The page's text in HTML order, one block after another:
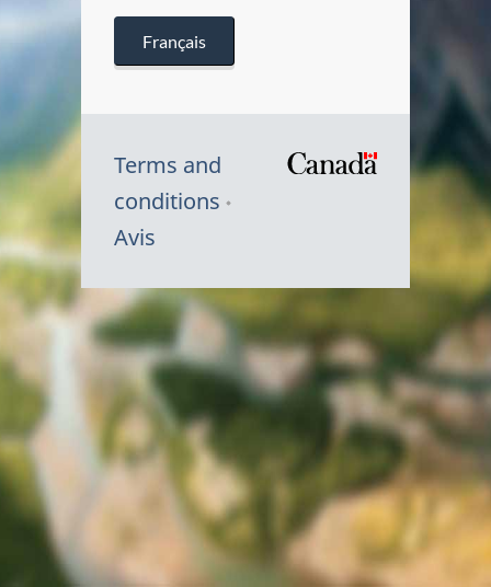
Français
Terms and
conditions
Avis
Canada